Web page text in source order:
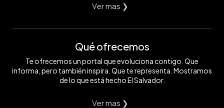
Ver mas ❯
Qué ofrecemos
Te ofrecemos un portal que evoluciona contigo. Que
informa, pero también inspira. Que te representa. Mostramos
de lo que está hecho El Salvador.
Ver mas ❯